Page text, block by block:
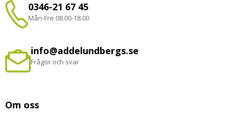
0346-21 67 45
Mån-Fre 08.00-18.00
info@addelundbergs.se
Frågor och svar
Om oss